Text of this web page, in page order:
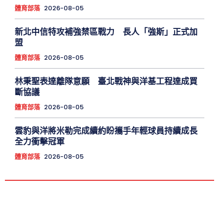
體育部落 2026-08-05
新北中信特攻補強禁區戰力 長人「強斯」正式加
盟
體育部落 2026-08-05
林秉聖表達離隊意願 臺北戰神與洋基工程達成買
斷協議
體育部落 2026-08-05
雲豹與洋將米勒完成續約盼攜手年輕球員持續成長
全力衝擊冠軍
體育部落 2026-08-05